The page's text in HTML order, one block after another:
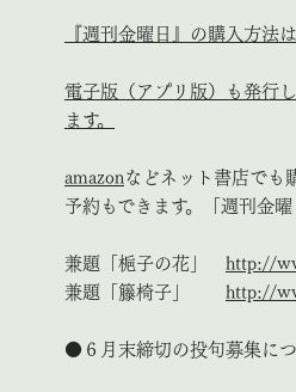
『週刊金曜日』の購入方法
電子版（アプリ版）も発行
ます。
amazon などネット書店でも
予約もできます。「週刊金
兼題「梔子の花」 http://
兼題「籐椅子」 http://
●６月末締切の投句募集に